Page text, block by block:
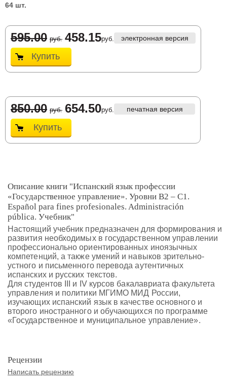
64 шт.
595.00 руб. 458.15руб. электронная версия
Купить
850.00 руб. 654.50руб. печатная версия
Купить
Описание книги "Испанский язык профессии
«Государственное управление». Уровни В2 – С1.
Español para fines profesionales. Administración
pública. Учебник"
Настоящий учебник предназначен для формирования и
развития необходимых в государственном управлении
профессионально ориентированных иноязычных
компетенций, а также умений и навыков зрительно-
устного и письменного перевода аутентичных
испанских и русских текстов.
Для студентов III и IV курсов бакалавриата факультета
управления и политики МГИМО МИД России,
изучающих испанский язык в качестве основного и
второго иностранного и обучающихся по программе
«Государственное и муниципальное управление».
Рецензии
Написать рецензию